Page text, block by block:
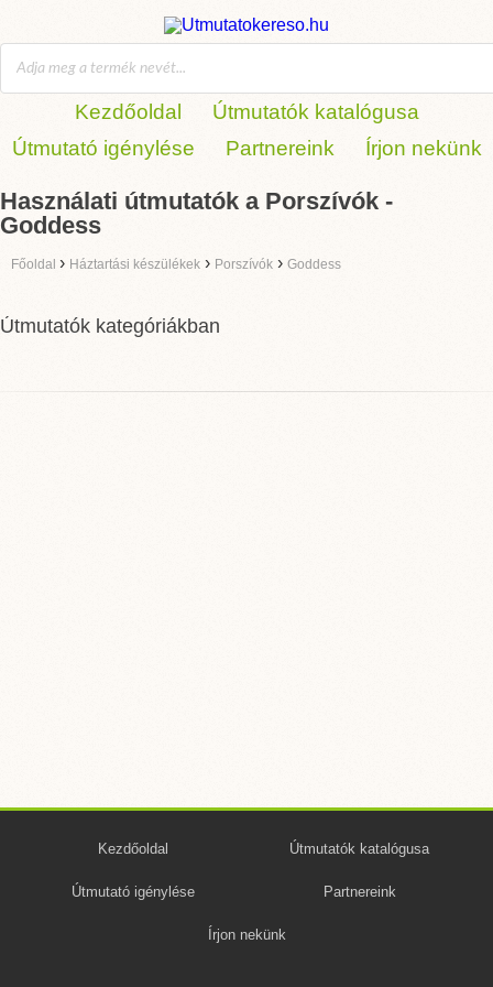
Kezdőoldal
Útmutatók katalógusa
Útmutató igénylése
Partnereink Írjon nekünk
Használati útmutatók a Porszívók -
Goddess
Főoldal › Háztartási készülékek › Porszívók › Goddess
Útmutatók kategóriákban
Kezdőoldal Útmutatók katalógusa
Útmutató igénylése Partnereink
Írjon nekünk